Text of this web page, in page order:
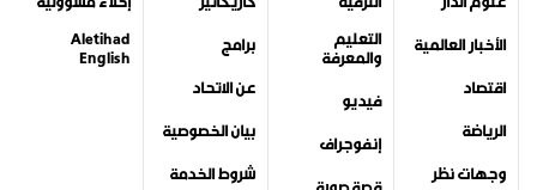
الأخبار العالمية
اقتصاد
الرياضة
وجهات نظر
التعليم
والمعرفة
فيديو
إنفوجراف
برامج
عن الاتحاد
بيان الخصوصية
شروط الخدمة
Aletihad
English